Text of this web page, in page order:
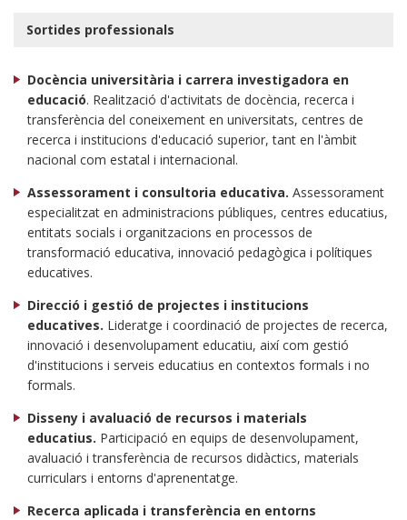
Sortides professionals
Docència universitària i carrera investigadora en
educació. Realització d'activitats de docència, recerca i
transferència del coneixement en universitats, centres de
recerca i institucions d'educació superior, tant en l'àmbit
nacional com estatal i internacional.
Assessorament i consultoria educativa. Assessorament
especialitzat en administracions públiques, centres educatius,
entitats socials i organitzacions en processos de
transformació educativa, innovació pedagògica i polítiques
educatives.
Direcció i gestió de projectes i institucions
educatives. Lideratge i coordinació de projectes de recerca,
innovació i desenvolupament educatiu, així com gestió
d'institucions i serveis educatius en contextos formals i no
formals.
Disseny i avaluació de recursos i materials
educatius. Participació en equips de desenvolupament,
avaluació i transferència de recursos didàctics, materials
curriculars i entorns d'aprenentatge.
Recerca aplicada i transferència en entorns